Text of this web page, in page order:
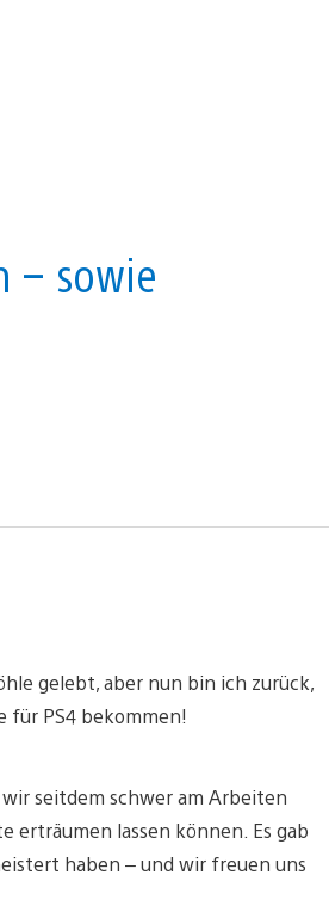
– sowie
gelebt, aber nun bin ich zurück,
PS4 bekommen!
seitdem schwer am Arbeiten
erträumen lassen können. Es gab
haben – und wir freuen uns